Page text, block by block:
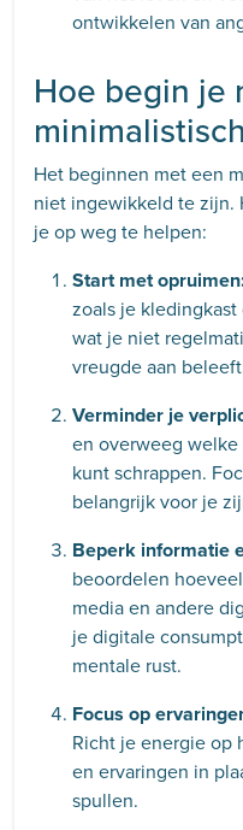
ontwikkelen van
Hoe begin je
Het beginnen met een
niet ingewikkeld te zijn.
je op weg te helpen:
Start met
zoals je
wat je niet
vreugde aan
Verminder je
en overweeg
kunt schrappen.
belangrijk voor je
Beperk informatie
beoordelen
media en andere
je digitale
mentale rust.
Focus op
Richt je energie op
en ervaringen in
spullen.